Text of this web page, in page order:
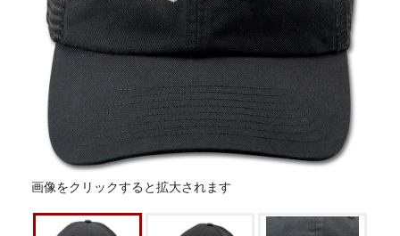
画像をクリックすると拡大されます